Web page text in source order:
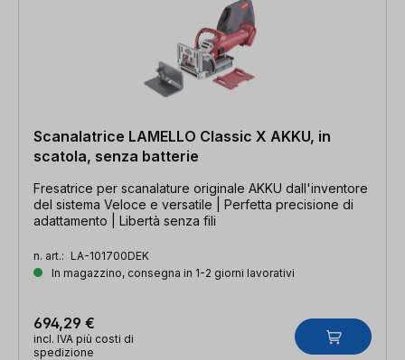
Scanalatrice LAMELLO Classic X AKKU, in
scatola, senza batterie
Fresatrice per scanalature originale AKKU dall'inventore
del sistema Veloce e versatile | Perfetta precisione di
adattamento | Libertà senza fili
n. art.: LA-101700DEK
In magazzino, consegna in 1-2 giorni lavorativi
694,29 €
incl. IVA più costi di
spedizione